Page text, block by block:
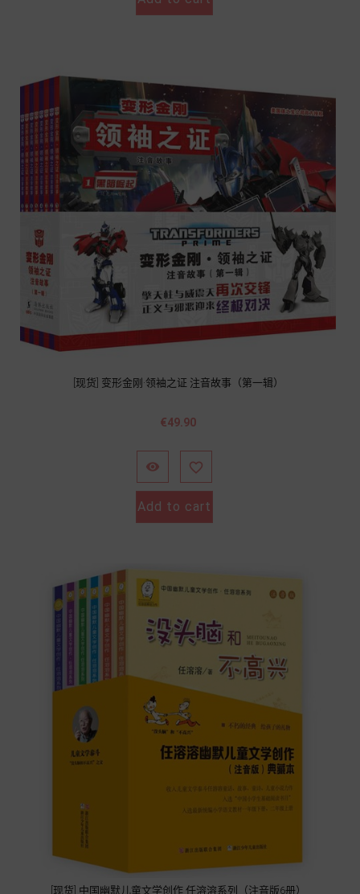
[现货] 变形金刚·领袖之证 注音故事（第一辑）
Price
€49.90
 
Add to cart
[现货] 中国幽默儿童文学创作 任溶溶系列（注音版6册）